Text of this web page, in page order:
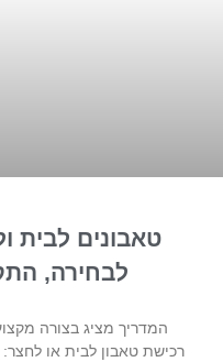
טאבונים לבית
לבחירה,
המדריך מציג בצורה
רכישת טאבון לבית או לחצר: